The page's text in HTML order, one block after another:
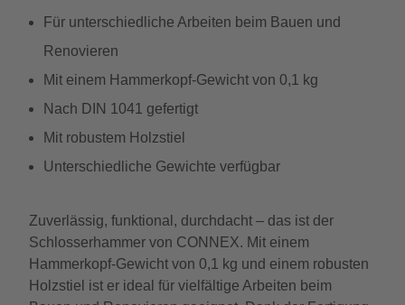
Für unterschiedliche Arbeiten beim Bauen und
Renovieren
Mit einem Hammerkopf-Gewicht von 0,1 kg
Nach DIN 1041 gefertigt
Mit robustem Holzstiel
Unterschiedliche Gewichte verfügbar
Zuverlässig, funktional, durchdacht – das ist der
Schlosserhammer von CONNEX. Mit einem
Hammerkopf-Gewicht von 0,1 kg und einem robusten
Holzstiel ist er ideal für vielfältige Arbeiten beim